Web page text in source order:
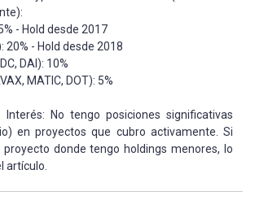
- Hold desde 2017
20% - Hold desde 2018
DAI): 10%
MATIC, DOT): 5%
Interés: No tengo posiciones significativas
en proyectos que cubro activamente. Si
donde tengo holdings menores, lo
artículo.